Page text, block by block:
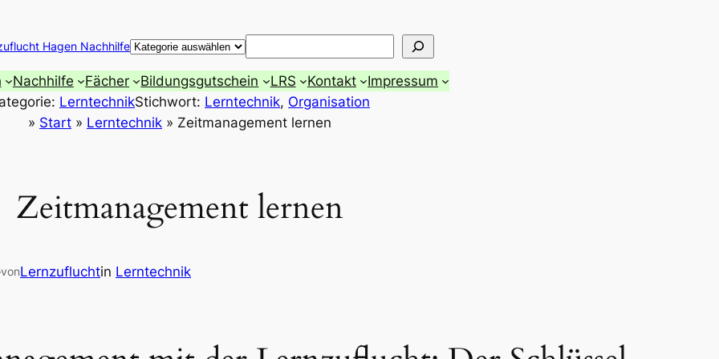
Hagen Nachhilfe Suchen
Nachhilfe Fächer Bildungsgutschein LRS Kontakt
Impressum
LerntechnikStichwort: Lerntechnik, Organisation
» Start » Lerntechnik » Zeitmanagement lernen
Zeitmanagement lernen
vonLernzufluchtin Lerntechnik